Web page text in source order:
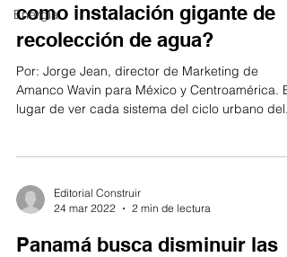
Energía
como instalación gigante de
recolección de agua?
Por: Jorge Jean, director de Marketing de
Amanco Wavin para México y Centroamérica.
lugar de ver cada sistema del ciclo urbano del...
Editorial Construir
24 mar 2022
2 min de lectura
Panamá busca disminuir las